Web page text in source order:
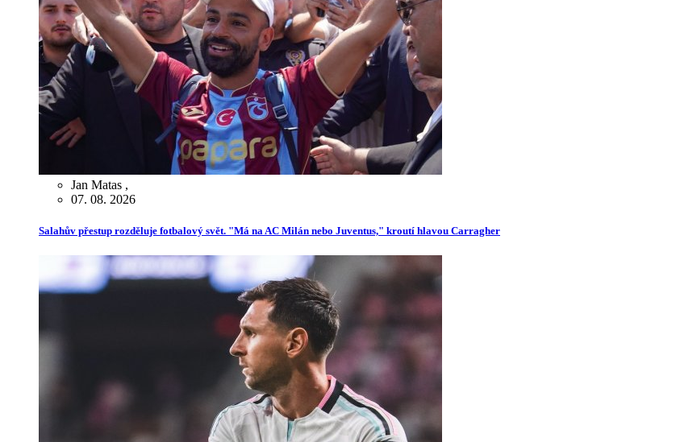
Jan Matas ,
07. 08. 2026
Salahův přestup rozděluje fotbalový svět. "Má na AC Milán nebo Juventus," kroutí hlavou Carragher